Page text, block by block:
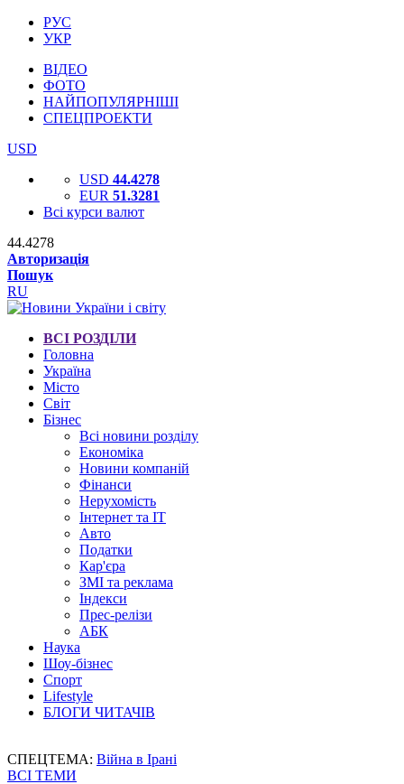
РУС
УКР
ВІДЕО
ФОТО
НАЙПОПУЛЯРНІШІ
СПЕЦПРОЕКТИ
USD
USD 44.4278
EUR 51.3281
Всі курси валют
44.4278
Авторизація
Пошук
RU
ВСІ РОЗДІЛИ
Головна
Україна
Місто
Світ
Бізнес
Всі новини розділу
Економіка
Новини компаній
Фінанси
Нерухомість
Інтернет та IT
Авто
Податки
Кар'єра
ЗМІ та реклама
Індекси
Прес-релізи
АБК
Наука
Шоу-бізнес
Спорт
Lifestyle
БЛОГИ ЧИТАЧІВ
СПЕЦТЕМА: Війна в Ірані
ВСІ ТЕМИ